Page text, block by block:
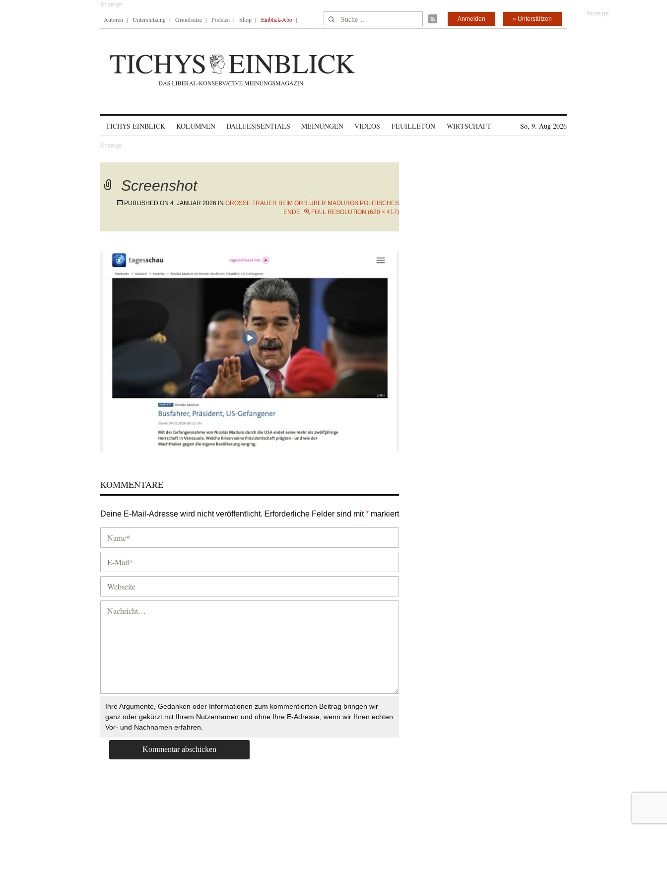
Autoren Unterstützung Grundsätze Podcast Shop Einblick-Abo Suche nach: » Unterstützen
Anmelden
TICHYS EINBLICK KOLUMNEN DAILI|ES|SENTIALS MEINUNGEN VIDEOS FEUILLETON WIRTSCHAFT So, 9. Aug 2026
Screenshot
PUBLISHED ON 4. JANUAR 2026 IN GROSSE TRAUER BEIM ÖRR ÜBER MADUROS POLITISCHES E
NDE
FULL RESOLUTION (620 × 417)
KOMMENTARE
Deine E-Mail-Adresse wird nicht veröffentlicht. Erforderliche Felder sind mit* markiert
Ihre Argumente, Gedanken oder Informationen zum kommentierten Beitrag bringen wir
ganz oder gekürzt mit Ihrem Nutzernamen und ohne Ihre E-Adresse, wenn wir Ihren echten
Vor- und Nachnamen erfahren.